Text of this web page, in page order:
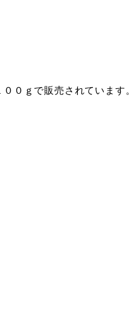
０ｇで販売されています。